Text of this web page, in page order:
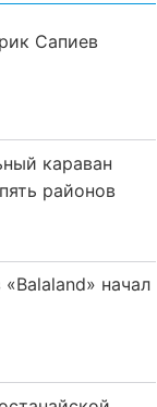
Сапиев
караван
районов
начал